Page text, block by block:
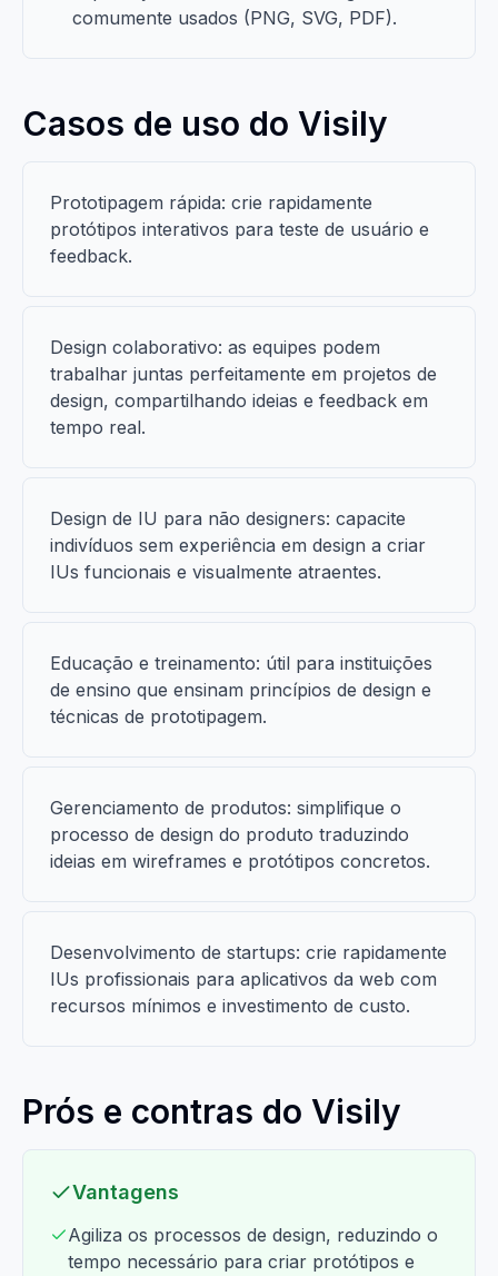
comumente usados (PNG, SVG, PDF).
Casos de uso do Visily
Prototipagem rápida: crie rapidamente
protótipos interativos para teste de usuário e
feedback.
Design colaborativo: as equipes podem
trabalhar juntas perfeitamente em projetos de
design, compartilhando ideias e feedback em
tempo real.
Design de IU para não designers: capacite
indivíduos sem experiência em design a criar
IUs funcionais e visualmente atraentes.
Educação e treinamento: útil para instituições
de ensino que ensinam princípios de design e
técnicas de prototipagem.
Gerenciamento de produtos: simplifique o
processo de design do produto traduzindo
ideias em wireframes e protótipos concretos.
Desenvolvimento de startups: crie rapidamente
IUs profissionais para aplicativos da web com
recursos mínimos e investimento de custo.
Prós e contras do Visily
Vantagens
Agiliza os processos de design, reduzindo o
tempo necessário para criar protótipos e